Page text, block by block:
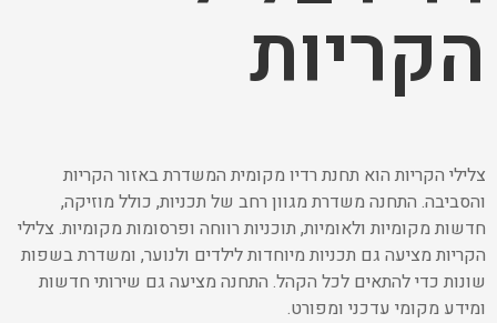
הקריות
צלילי הקריות הוא תחנת רדיו מקומית המשדרת באזור הקריות
והסביבה. התחנה משדרת מגוון רחב של תכניות, כולל מוזיקה,
חדשות מקומיות ולאומיות, תוכניות רווחה ופרסומות מקומיות. צלילי
הקריות מציעה גם תכניות מיוחדות לילדים ולנוער, ומשדרת בשפות
שונות כדי להתאים לכל הקהל. התחנה מציעה גם שירותי חדשות
ומידע מקומי עדכני ומפורט.